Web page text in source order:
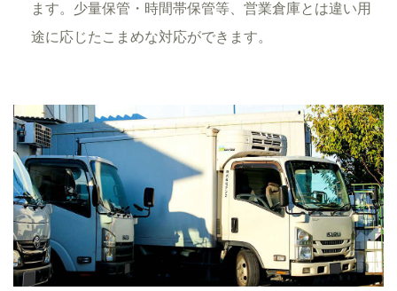
ます。少量保管・時間帯保管等、営業倉庫とは違い用
途に応じたこまめな対応ができます。